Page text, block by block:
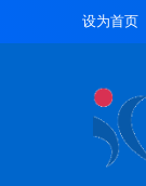
设为首页